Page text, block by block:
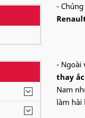
-
- Ngoài
thay
Nam
làm hài